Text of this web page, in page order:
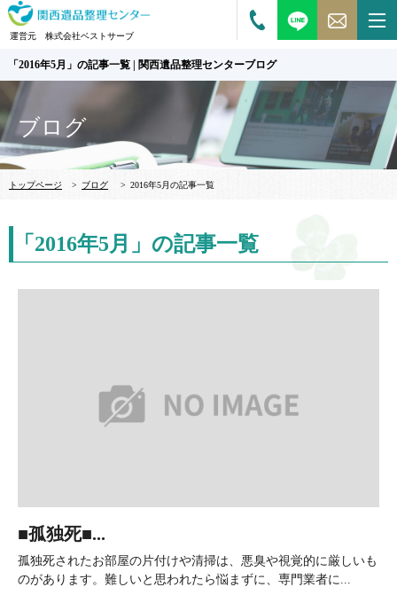
運営元 株式会社ベストサーブ
「2016年5月」の記事一覧 | 関西遺品整理センターブログ
ブログ
トップページ > ブログ > 2016年5月の記事一覧
「2016年5月」の記事一覧
■孤独死■...
孤独死されたお部屋の片付けや清掃は、悪臭や視覚的に厳しいも
のがあります。難しいと思われたら悩まずに、専門業者に...